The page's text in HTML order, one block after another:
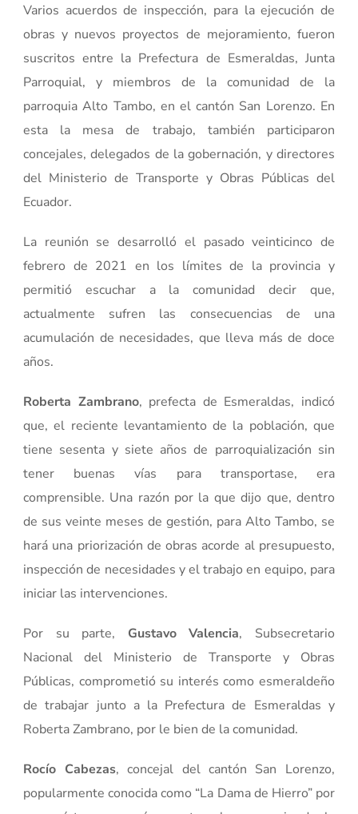
Varios acuerdos de inspección, para la ejecución de
obras y nuevos proyectos de mejoramiento, fueron
suscritos entre la Prefectura de Esmeraldas, Junta
Parroquial, y miembros de la comunidad de la
parroquia Alto Tambo, en el cantón San Lorenzo. En
esta la mesa de trabajo, también participaron
concejales, delegados de la gobernación, y directores
del Ministerio de Transporte y Obras Públicas del
Ecuador.
La reunión se desarrolló el pasado veinticinco de
febrero de 2021 en los límites de la provincia y
permitió escuchar a la comunidad decir que,
actualmente sufren las consecuencias de una
acumulación de necesidades, que lleva más de doce
años.
Roberta Zambrano, prefecta de Esmeraldas, indicó
que, el reciente levantamiento de la población, que
tiene sesenta y siete años de parroquialización sin
tener buenas vías para transportase, era
comprensible. Una razón por la que dijo que, dentro
de sus veinte meses de gestión, para Alto Tambo, se
hará una priorización de obras acorde al presupuesto,
inspección de necesidades y el trabajo en equipo, para
iniciar las intervenciones.
Por su parte, Gustavo Valencia, Subsecretario
Nacional del Ministerio de Transporte y Obras
Públicas, comprometió su interés como esmeraldeño
de trabajar junto a la Prefectura de Esmeraldas y
Roberta Zambrano, por le bien de la comunidad.
Rocío Cabezas, concejal del cantón San Lorenzo,
popularmente conocida como “La Dama de Hierro” por